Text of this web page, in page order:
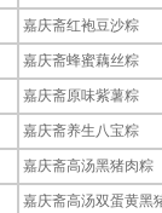
嘉庆斋红袍豆沙粽
嘉庆斋蜂蜜藕丝粽
嘉庆斋原味紫薯粽
嘉庆斋养生八宝粽
嘉庆斋高汤黑猪肉粽
嘉庆斋高汤双蛋黄黑